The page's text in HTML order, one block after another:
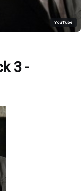
YouTube
3 -